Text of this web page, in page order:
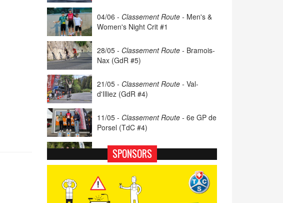
04/06 - Classement Route - Men's &
Women's Night Crit #1
28/05 - Classement Route - Bramois-
Nax (GdR #5)
21/05 - Classement Route - Val-
d'Illiez (GdR #4)
11/05 - Classement Route - 6e GP de
Porsel (TdC #4)
07/05 -Classement Route -Blonay-
Les Pléiades (GdR #3)
23/04 -Classement Route -
4e Pringy
- Moléson (TdC #3)
SPONSORS